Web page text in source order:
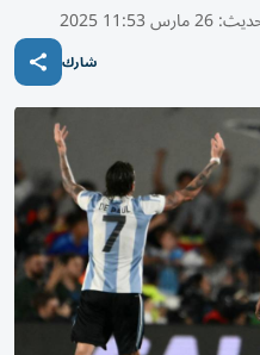
26 مارس 11:53 2025
شارك